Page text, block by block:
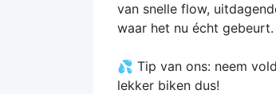
van snelle flow,
waar het nu écht gebeurt.
💦 Tip van ons: neem
lekker biken dus!